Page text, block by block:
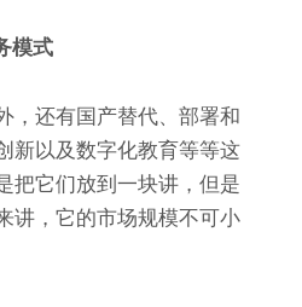
模式
，还有国产替代、部署和
新以及数字化教育等等这
把它们放到一块讲，但是
讲，它的市场规模不可小